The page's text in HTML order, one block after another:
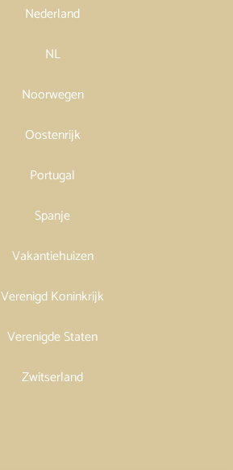
Nederland
NL
Noorwegen
Oostenrijk
Portugal
Spanje
Vakantiehuizen
Verenigd Koninkrijk
Verenigde Staten
Zwitserland